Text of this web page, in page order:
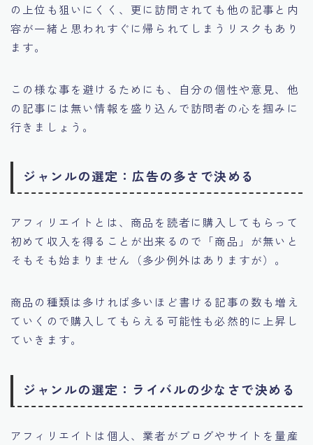
の上位も狙いにくく、更に訪問されても他の記事と内
容が一緒と思われすぐに帰られてしまうリスクもあり
ます。
この様な事を避けるためにも、自分の個性や意見、他
の記事には無い情報を盛り込んで訪問者の心を掴みに
行きましょう。
ジャンルの選定：広告の多さで決める
アフィリエイトとは、商品を読者に購入してもらって
初めて収入を得ることが出来るので「商品」が無いと
そもそも始まりません（多少例外はありますが）。
商品の種類は多ければ多いほど書ける記事の数も増え
ていくので購入してもらえる可能性も必然的に上昇し
ていきます。
ジャンルの選定：ライバルの少なさで決める
アフィリエイトは個人、業者がブログやサイトを量産